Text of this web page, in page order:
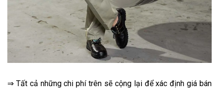
⇒ Tất cả những chi phí trên sẽ cộng lại để xác định giá bán